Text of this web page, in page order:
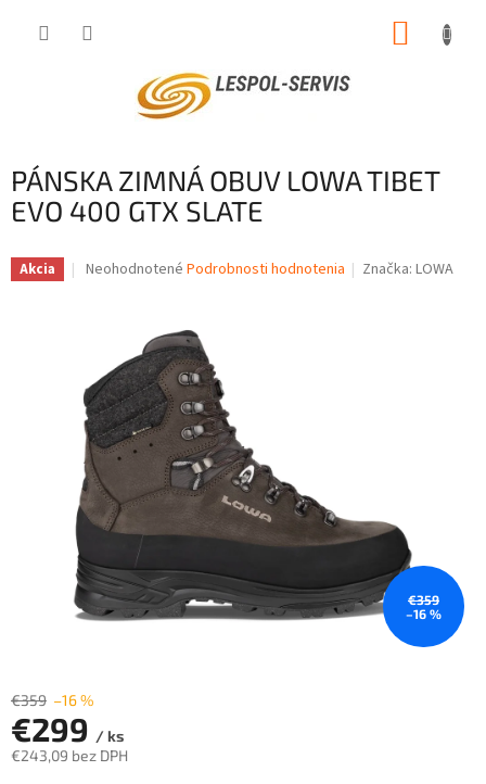
PÁNSKA ZIMNÁ OBUV LOWA TIBET
EVO 400 GTX SLATE
Akcia
Priemerné
5
hviezdičiek.
Neohodnotené Podrobnosti hodnotenia Značka:LOWA
€359
–16 %
€359 –16 %
€299 / ks
€243,09 bez DPH